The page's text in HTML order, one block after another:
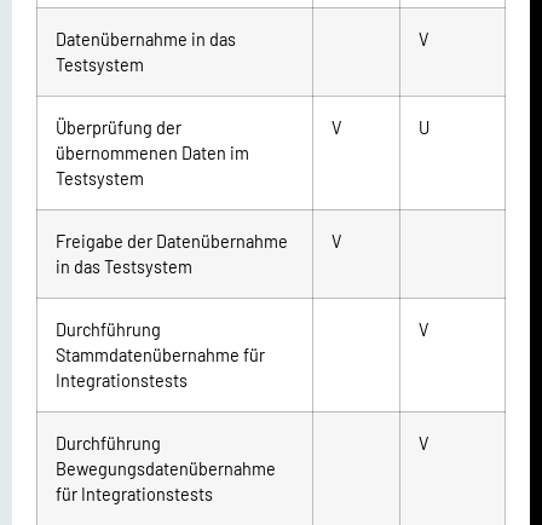
Datenübernahme in das
Testsystem
V
Überprüfung der
übernommenen Daten im
Testsystem
V U
Freigabe der Datenübernahme
in das Testsystem
V
Durchführung
Stammdatenübernahme für
Integrationstests
V
Durchführung
Bewegungsdatenübernahme
für Integrationstests
V